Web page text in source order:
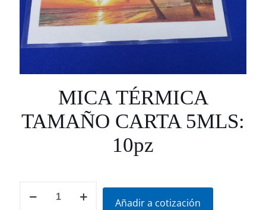
MICA TÉRMICA
TAMAÑO CARTA 5MLS:
10pz
TÉRMICA
Añadir a cotización